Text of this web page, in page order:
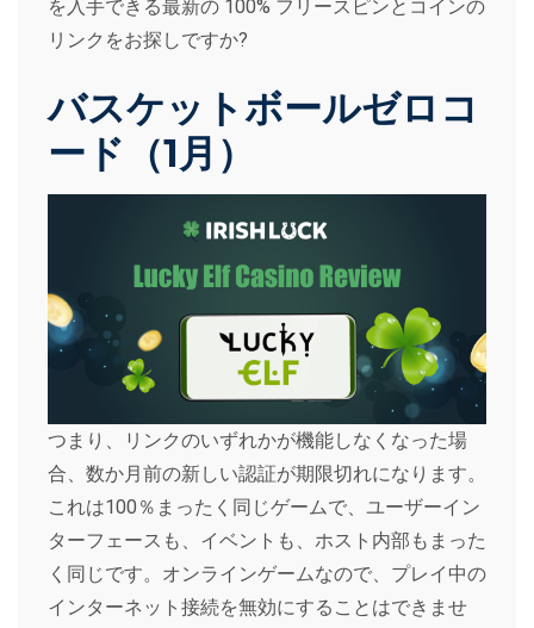
を入手できる最新の 100% フリースピンとコインの
リンクをお探しですか?
バスケットボールゼロコ
ード（1月）
つまり、リンクのいずれかが機能しなくなった場
合、数か月前の新しい認証が期限切れになります。
これは100％まったく同じゲームで、ユーザーイン
ターフェースも、イベントも、ホスト内部もまった
く同じです。オンラインゲームなので、プレイ中の
インターネット接続を無効にすることはできませ